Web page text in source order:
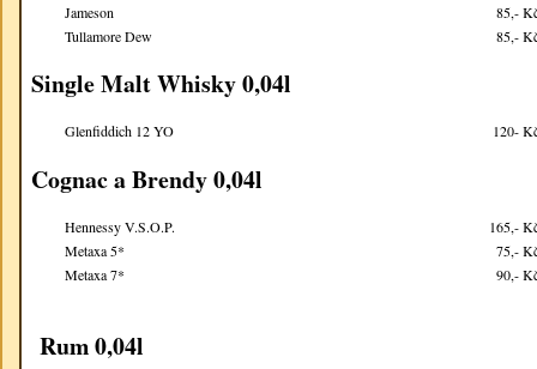
Jameson
85,-
Tullamore Dew
85,-
Single Malt Whisky 0,04l
Glenfiddich 12 YO 120-
Cognac a Brendy 0,04l
Hennessy V.S.O.P.
165,-
Metaxa 5*
75,-
Metaxa 7*
90,-
Rum 0,04l